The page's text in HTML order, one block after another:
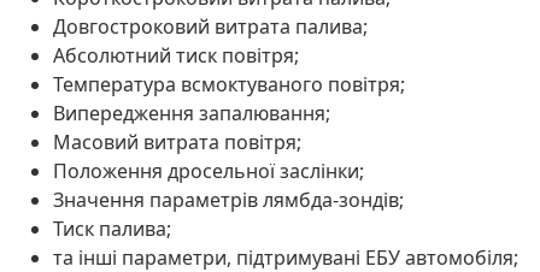
Довгостроковий витрата палива;
Абсолютний тиск повітря;
Температура всмоктуваного повітря;
Випередження запалювання;
Масовий витрата повітря;
Положення дросельної заслінки;
Значення параметрів лямбда-зондів;
Тиск палива;
та інші параметри, підтримувані ЕБУ автомобіля;